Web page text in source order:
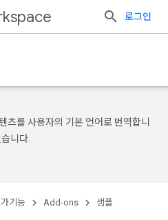
로그인
츠를 사용자의 기본 언어로 번역합니
니다.
기능 Add-ons 샘플